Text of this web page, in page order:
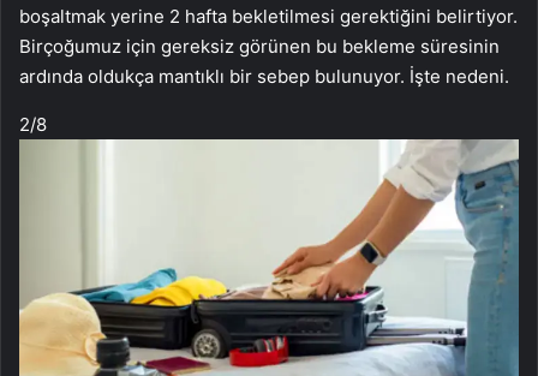
boşaltmak yerine 2 hafta bekletilmesi gerektiğini belirtiyor.
Birçoğumuz için gereksiz görünen bu bekleme süresinin
ardında oldukça mantıklı bir sebep bulunuyor. İşte nedeni.
2/8